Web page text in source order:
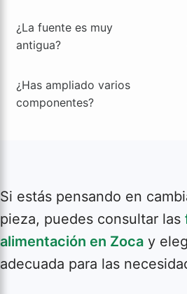
¿La fuente es muy
antigua?
¿Has ampliado varios
componentes?
Si estás pensando en
pieza, puedes consultar las
alimentación en Zoca y
adecuada para las